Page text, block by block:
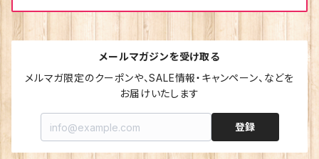
メールマガジンを受け取る
メルマガ限定のクーポンや、SALE情報・キャンペーン、などを
お届けいたします
登録